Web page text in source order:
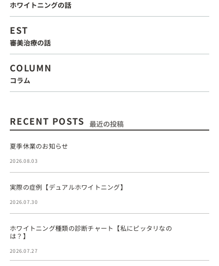
ホワイトニングの話
EST
審美治療の話
COLUMN
コラム
RECENT POSTS 最近の投稿
夏季休業のお知らせ
2026.08.03
実際の症例【デュアルホワイトニング】
2026.07.30
ホワイトニング種類の診断チャート【私にピッタリなの
は？】
2026.07.27